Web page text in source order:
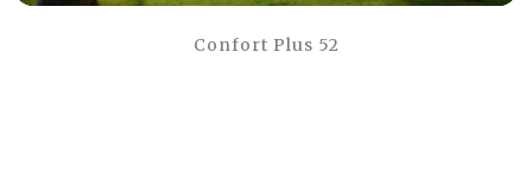
Confort Plus 52